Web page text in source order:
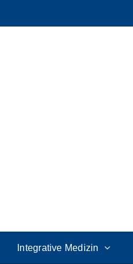
Integrative Medizin